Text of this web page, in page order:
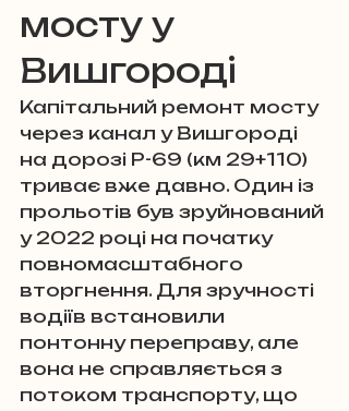
мосту у
Вишгороді
Капітальний ремонт мосту
через канал у Вишгороді
на дорозі Р-69 (км 29+110)
триває вже давно. Один із
прольотів був зруйнований
у 2022 році на початку
повномасштабного
вторгнення. Для зручності
водіїв встановили
понтонну переправу, але
вона не справляється з
потоком транспорту, що